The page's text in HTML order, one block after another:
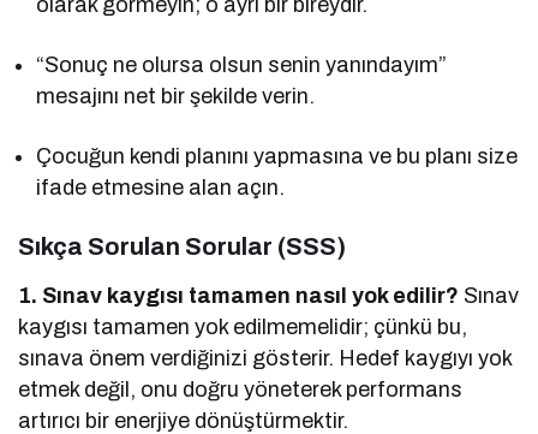
“Sonuç ne olursa olsun senin yanındayım”
mesajını net bir şekilde verin.
Çocuğun kendi planını yapmasına ve bu planı size
ifade etmesine alan açın.
Sıkça Sorulan Sorular (SSS)
1. Sınav kaygısı tamamen nasıl yok edilir? Sınav
kaygısı tamamen yok edilmemelidir; çünkü bu,
sınava önem verdiğinizi gösterir. Hedef kaygıyı yok
etmek değil, onu doğru yöneterek performans
artırıcı bir enerjiye dönüştürmektir.